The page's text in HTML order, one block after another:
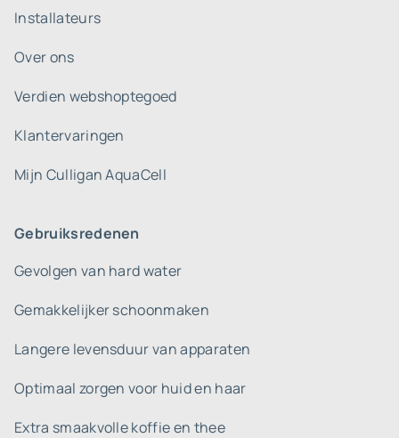
Installateurs
Over ons
Verdien webshoptegoed
Klantervaringen
Mijn Culligan AquaCell
Gebruiksredenen
Gevolgen van hard water
Gemakkelijker schoonmaken
Langere levensduur van apparaten
Optimaal zorgen voor huid en haar
Extra smaakvolle koffie en thee